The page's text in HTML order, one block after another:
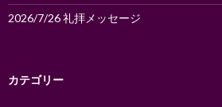
2026/7/26 礼拝メッセージ
カテゴリー